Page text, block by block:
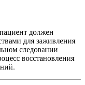
должен
для заживления
следовании
восстановления